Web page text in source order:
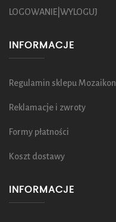
LOGOWANIE|WYLOGUJ
INFORMACJE
Regulamin sklepu Mozaikon
Reklamacje i zwroty
Formy płatności
Koszt dostawy
INFORMACJE